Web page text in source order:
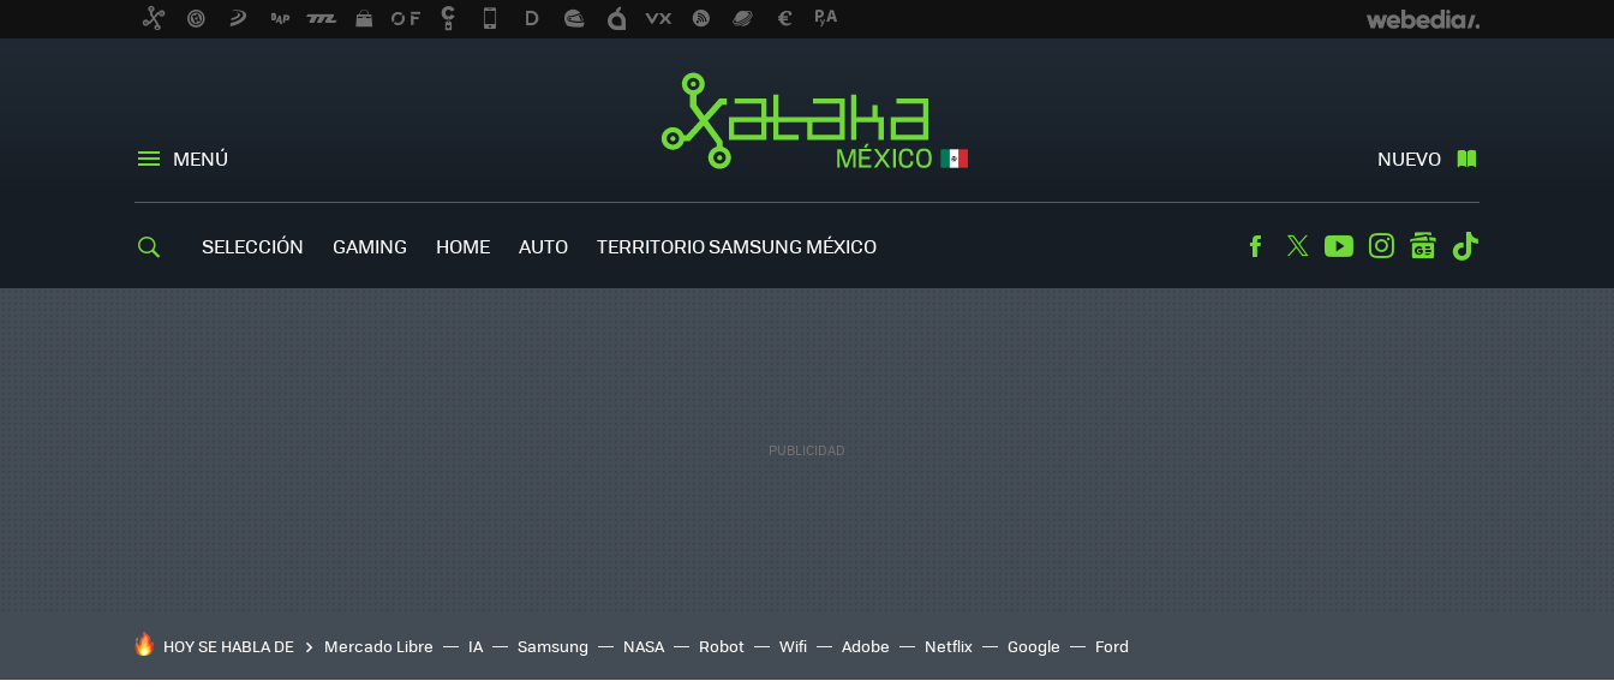
MENÚ NUEVO
SELECCIÓN GAMING HOME AUTO TERRITORIO SAMSUNG MÉXICO Facebook
TwitterYoutubeInstagramgooglenews
HOY SE HABLA DE Mercado Libre IA Samsung NASA Robot Wifi Adobe Netflix Google Ford